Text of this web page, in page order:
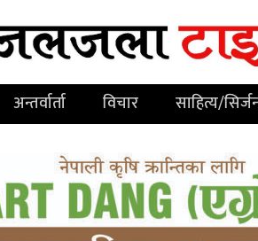
अन्तर्वार्ता विचार साहित्य/